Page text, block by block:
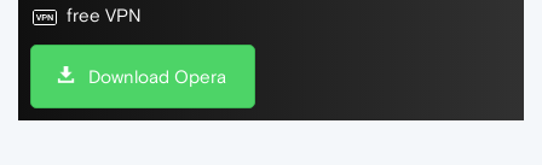
free VPN
Download Opera